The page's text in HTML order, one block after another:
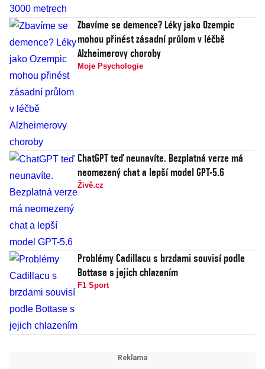
Zbavíme se demence? Léky jako Ozempic
mohou přinést zásadní průlom v léčbě
Alzheimerovy choroby
Moje Psychologie
ChatGPT teď neunavíte. Bezplatná verze má
neomezený chat a lepší model GPT-5.6
Živě.cz
Problémy Cadillacu s brzdami souvisí podle
Bottase s jejich chlazením
F1 Sport